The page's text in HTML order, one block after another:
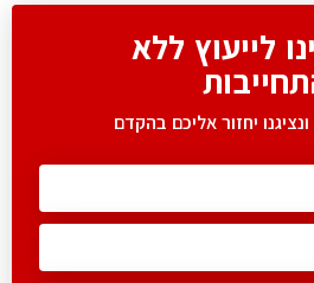
לייעוץ ללא
יחזור אליכם בהקדם